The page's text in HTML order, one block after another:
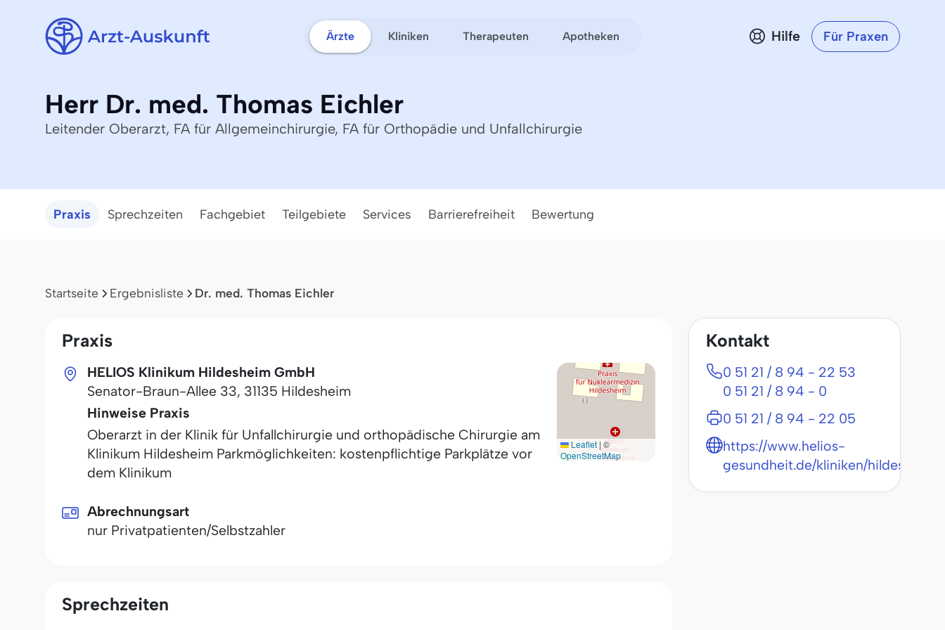
Ärzte Kliniken Therapeuten Apotheken Hilfe Für Praxen
Herr Dr. med. Thomas Eichler
Leitender Oberarzt, FA für Allgemeinchirurgie, FA für Orthopädie und Unfallchirurgie
Praxis Sprechzeiten Fachgebiet Teilgebiete Services Barrierefreiheit Bewertung
Startseite Ergebnisliste Dr. med. Thomas Eichler
Praxis
HELIOS Klinikum Hildesheim GmbH
Senator-Braun-Allee 33, 31135 Hildesheim
Hinweise Praxis
Oberarzt in der Klinik für Unfallchirurgie und orthopädische Chirurgie am
Klinikum Hildesheim Parkmöglichkeiten: kostenpflichtige Parkplätze vor
dem Klinikum
Leaflet | ©
OpenStreetMap
Abrechnungsart
nur Privatpatienten/Selbstzahler
Sprechzeiten
Kontakt
0 51 21 / 8 94 - 22 53
0 51 21 / 8 94 - 0
0 51 21 / 8 94 - 22 05
https://www.helios-
gesundheit.de/kliniken/hildesheim